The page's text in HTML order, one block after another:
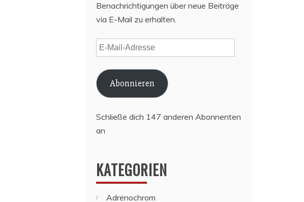
Benachrichtigungen über neue Beiträge
via E-Mail zu erhalten.
E-
Mail-
Adresse
Abonnieren
Schließe dich 147 anderen Abonnenten
an
KATEGORIEN
Adrenochrom